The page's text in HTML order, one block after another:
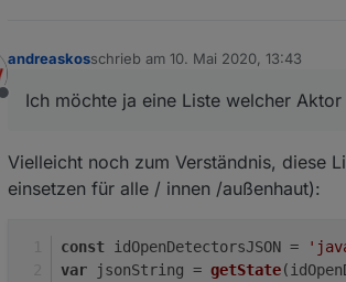
Offline
andreaskosschrieb am 10. Mai 2020, 13:43
zuletzt editiert von
Ich möchte ja eine Liste welcher
Vielleicht noch zum Verständnis, diese
einsetzen für alle / innen /außenhaut):
const idOpenDetectorsJSON =
var jsonString = getState